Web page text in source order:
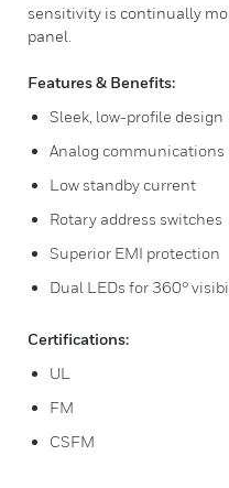
sensitivity is continually
panel.
Features & Benefits:
Sleek, low-profile design
Analog communications
Low standby current
Rotary address switches
Superior EMI protection
Dual LEDs for 360°
Certifications:
UL
FM
CSFM